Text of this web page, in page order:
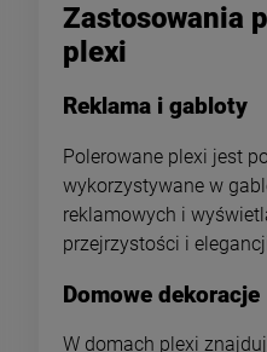
Zastosowania
plexi
Reklama i gabloty
Polerowane plexi jest
wykorzystywane w
reklamowych i
przejrzystości i
Domowe dekoracje
W domach plexi